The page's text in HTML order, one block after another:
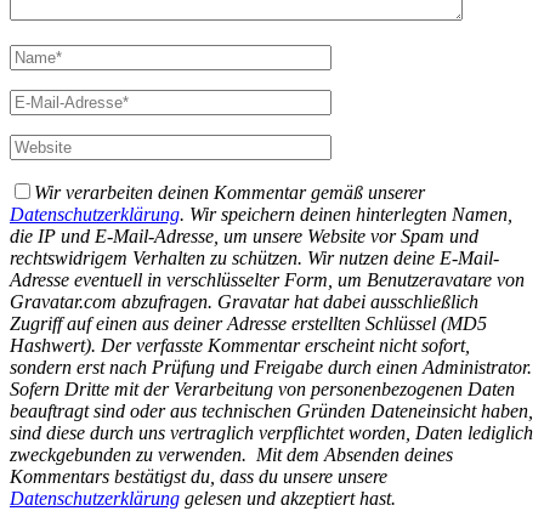
Wir verarbeiten deinen Kommentar gemäß unserer
Datenschutzerklärung. Wir speichern deinen hinterlegten Namen,
die IP und E-Mail-Adresse, um unsere Website vor Spam und
rechtswidrigem Verhalten zu schützen. Wir nutzen deine E-Mail-
Adresse eventuell in verschlüsselter Form, um Benutzeravatare von
Gravatar.com abzufragen. Gravatar hat dabei ausschließlich
Zugriff auf einen aus deiner Adresse erstellten Schlüssel (MD5
Hashwert). Der verfasste Kommentar erscheint nicht sofort,
sondern erst nach Prüfung und Freigabe durch einen Administrator.
Sofern Dritte mit der Verarbeitung von personenbezogenen Daten
beauftragt sind oder aus technischen Gründen Dateneinsicht haben,
sind diese durch uns vertraglich verpflichtet worden, Daten lediglich
zweckgebunden zu verwenden. Mit dem Absenden deines
Kommentars bestätigst du, dass du unsere unsere
Datenschutzerklärung gelesen und akzeptiert hast.